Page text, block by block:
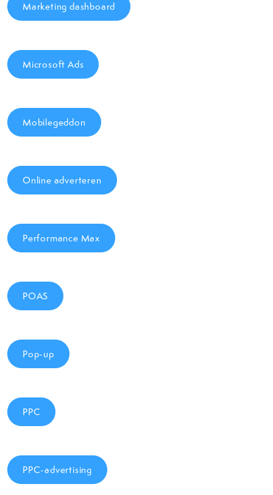
Marketing dashboard
Microsoft Ads
Mobilegeddon
Online adverteren
Performance Max
POAS
Pop-up
PPC
PPC-advertising